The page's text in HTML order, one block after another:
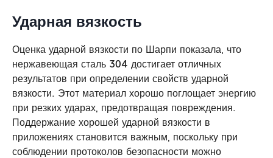
Ударная вязкость
Оценка ударной вязкости по Шарпи показала, что
нержавеющая сталь 304 достигает отличных
результатов при определении свойств ударной
вязкости. Этот материал хорошо поглощает энергию
при резких ударах, предотвращая повреждения.
Поддержание хорошей ударной вязкости в
приложениях становится важным, поскольку при
соблюдении протоколов безопасности можно